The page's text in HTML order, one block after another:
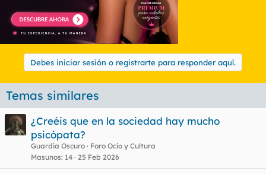
Debes iniciar sesión o registrarte para responder aquí.
Temas similares
¿Creéis que en la sociedad hay mucho
psicópata?
Guardia Oscuro
Foro Ocio y Cultura
Masunos 14 25 Feb 2026